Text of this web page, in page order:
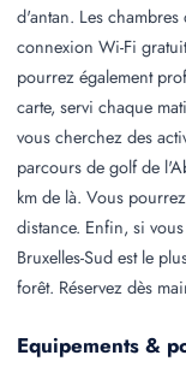
d'antan. Les
connexion Wi-Fi
pourrez également
carte, servi chaque
vous cherchez des
parcours de golf de
km de là. Vous
distance. Enfin, si
Bruxelles-Sud est le
forêt. Réservez dès
Equipements &